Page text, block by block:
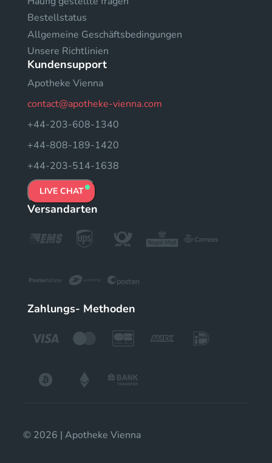
Bestellstatus
Allgemeine Geschäftsbedingungen
Unsere Richtlinien
Kundensupport
Apotheke Vienna
contact@apotheke-vienna.com
+44-203-608-1340
+44-808-189-1420
+44-203-514-1638
LIVE CHAT
Versandarten
Zahlungs- Methoden
© 2026 | Apotheke Vienna